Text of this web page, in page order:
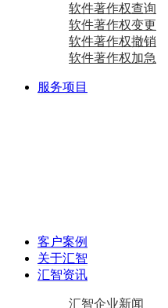
软件著作权查询
软件著作权变更
软件著作权撤销
软件著作权加急
服务项目
客户案例
关于汇智
汇智资讯
汇智企业新闻